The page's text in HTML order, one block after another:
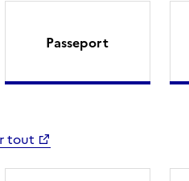
Passeport
tout